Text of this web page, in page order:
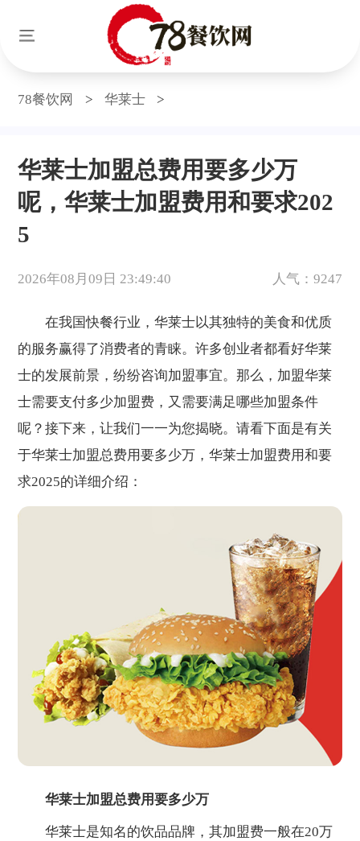
78餐饮网 > 华莱士 >
华莱士加盟总费用要多少万
呢，华莱士加盟费用和要求202
5
2026年08月09日 23:49:40 人气：9247
在我国快餐行业，华莱士以其独特的美食和优质
的服务赢得了消费者的青睐。许多创业者都看好华莱
士的发展前景，纷纷咨询加盟事宜。那么，加盟华莱
士需要支付多少加盟费，又需要满足哪些加盟条件
呢？接下来，让我们一一为您揭晓。请看下面是有关
于华莱士加盟总费用要多少万，华莱士加盟费用和要
求2025的详细介绍：
华莱士加盟总费用要多少万
华莱士是知名的饮品品牌，其加盟费一般在20万